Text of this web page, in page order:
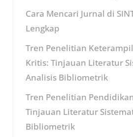
Cara Mencari Jurnal di
Lengkap
Tren Penelitian
Kritis: Tinjauan Literatur
Analisis Bibliometrik
Tren Penelitian
Tinjauan Literatur
Bibliometrik